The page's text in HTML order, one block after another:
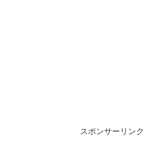
スポンサーリンク